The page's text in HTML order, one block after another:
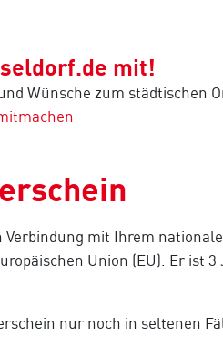
mit!
Wünsche zum städtischen
mit Ihrem
Union (EU). Er ist
nur noch in seltenen